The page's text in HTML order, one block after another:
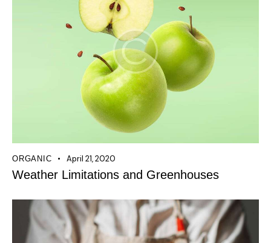
ORGANIC April 21, 2020
Weather Limitations and Greenhouses